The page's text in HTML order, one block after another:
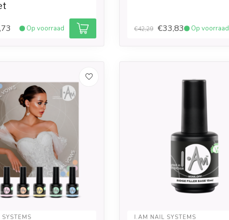
Op voorraad €42,29 €33,83 Op voorraad
I.AM NAIL SYSTEMS